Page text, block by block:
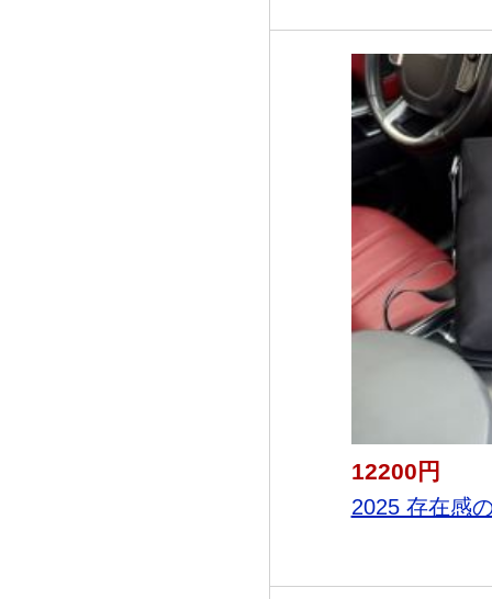
12200円
2025 存在感